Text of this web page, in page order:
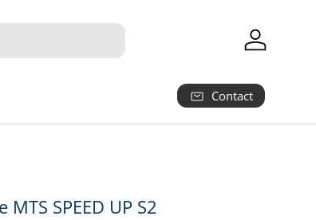
Contact
SPEED UP S2